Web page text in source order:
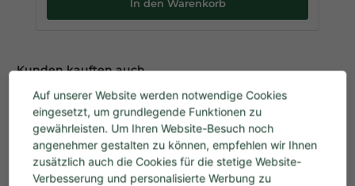
In den Warenkorb
Produktgalerie überspringen
Kunden kauften auch
Auf unserer Website werden notwendige Cookies
eingesetzt, um grundlegende Funktionen zu
gewährleisten. Um Ihren Website-Besuch noch
angenehmer gestalten zu können, empfehlen wir Ihnen
zusätzlich auch die Cookies für die stetige Website-
Verbesserung und personalisierte Werbung zu